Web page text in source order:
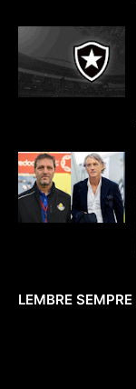
LEMBRE SEMPRE